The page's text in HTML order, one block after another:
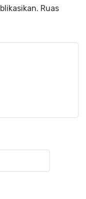
Ruas